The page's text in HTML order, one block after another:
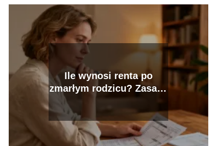
Ile wynosi renta po
zmarłym rodzicu? Zasady
przyznawania świadczeń